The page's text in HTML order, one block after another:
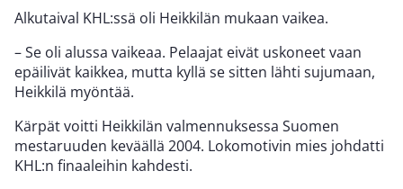
Alkutaival KHL:ssä oli Heikkilän mukaan vaikea.
– Se oli alussa vaikeaa. Pelaajat eivät uskoneet vaan
epäilivät kaikkea, mutta kyllä se sitten lähti sujumaan,
Heikkilä myöntää.
Kärpät voitti Heikkilän valmennuksessa Suomen
mestaruuden keväällä 2004. Lokomotivin mies johdatti
KHL:n finaaleihin kahdesti.